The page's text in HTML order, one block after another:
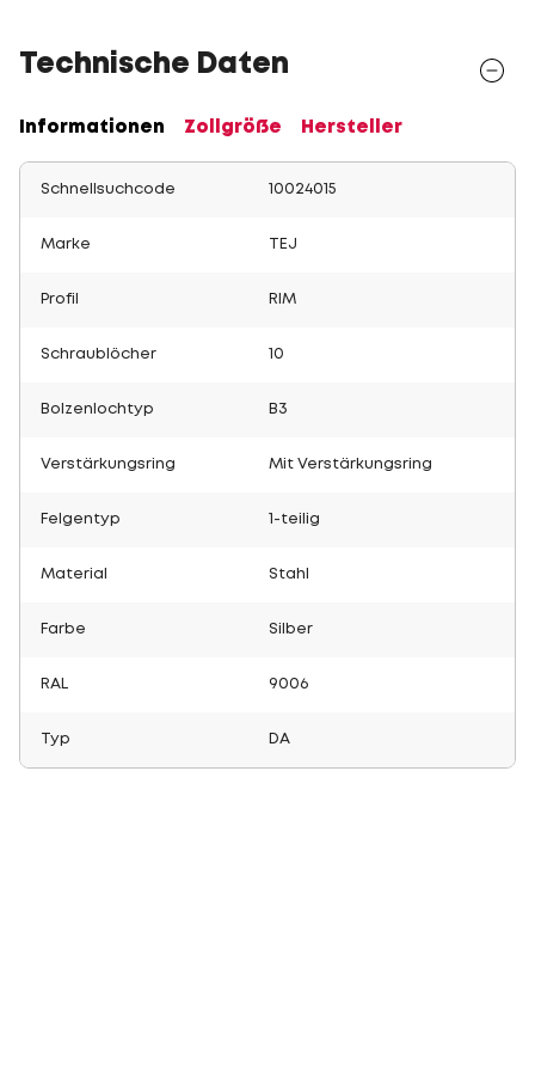
Technische Daten
Informationen Zollgröße Hersteller
Schnellsuchcode 10024015
Marke TEJ
Profil RIM
Schraublöcher 10
Bolzenlochtyp B3
Verstärkungsring Mit Verstärkungsring
Felgentyp 1-teilig
Material Stahl
Farbe Silber
RAL 9006
Typ DA